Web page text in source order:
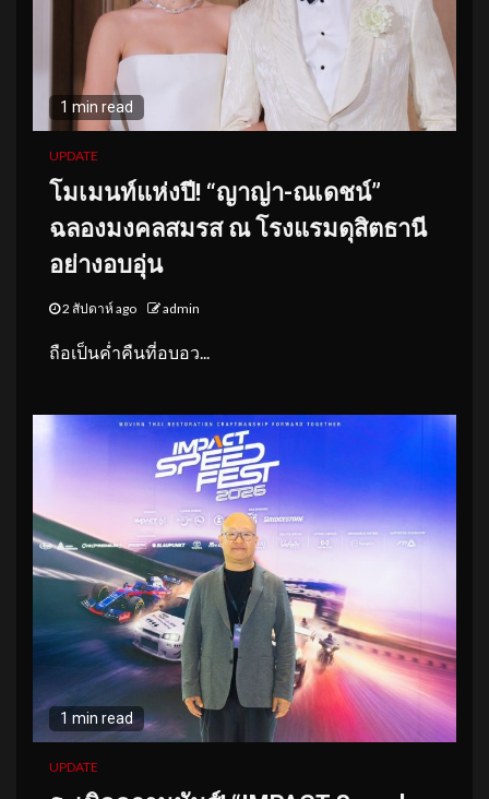
1 min read
UPDATE
โมเมนท์แห่งปี! “ญาญ่า-ณเดชน์”
ฉลองมงคลสมรส ณ โรงแรมดุสิตธานี
อย่างอบอุ่น
2 สัปดาห์ ago admin
ถือเป็นค่ำคืนที่อบอว...
1 min read
UPDATE